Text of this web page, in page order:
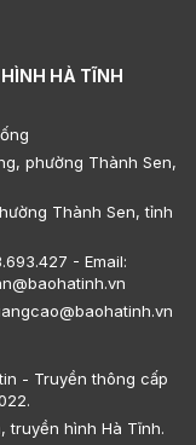
HÀ TĨNH
phường Thành Sen,
Thành Sen, tỉnh
- Email:
- Truyền thông cấp
truyền hình Hà Tĩnh.